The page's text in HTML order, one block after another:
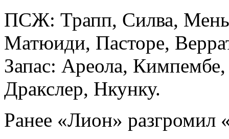
ПСЖ: Трапп, Силва,
Матюиди, Пасторе,
Запас: Ареола,
Дракслер, Нкунку.
Ранее «Лион»